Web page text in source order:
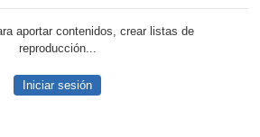
aportar contenidos, crear listas de
reproducción...
Iniciar sesión